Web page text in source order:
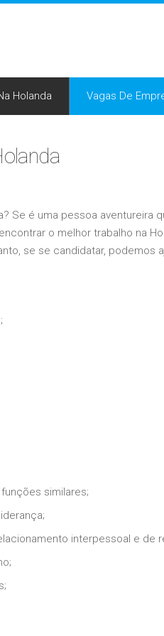
Holanda Vagas De
Se é uma pessoa aventureira
o melhor trabalho na
se se candidatar, podemos
similares;
interpessoal e de